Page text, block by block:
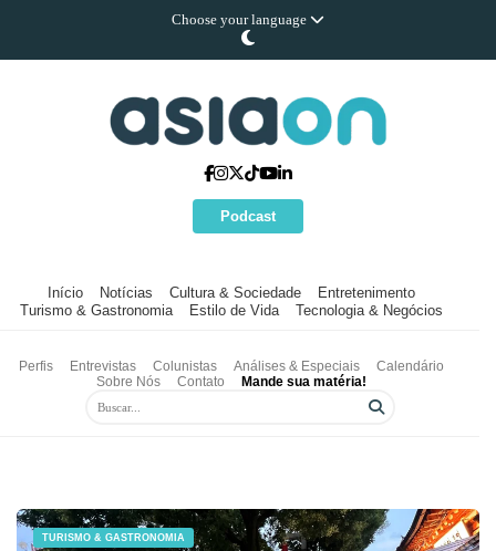
Choose your language
Podcast
Início Notícias Cultura & Sociedade
Entretenimento
Turismo & Gastronomia
Estilo de Vida Tecnologia & Negócios
Perfis Entrevistas Colunistas Análises & Especiais
Calendário
Sobre Nós
Contato Mande sua matéria!
TURISMO & GASTRONOMIA